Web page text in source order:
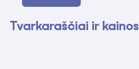
Tvarkaraščiai ir kainos